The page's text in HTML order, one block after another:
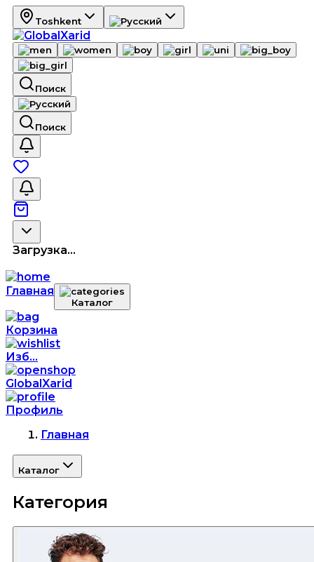
Toshkent
Поиск
Поиск
Загрузка...
Главная
Каталог
Корзина
Изб...
GlobalXarid
Профиль
Главная
Каталог
Категория